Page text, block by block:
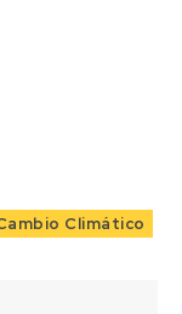
Climático